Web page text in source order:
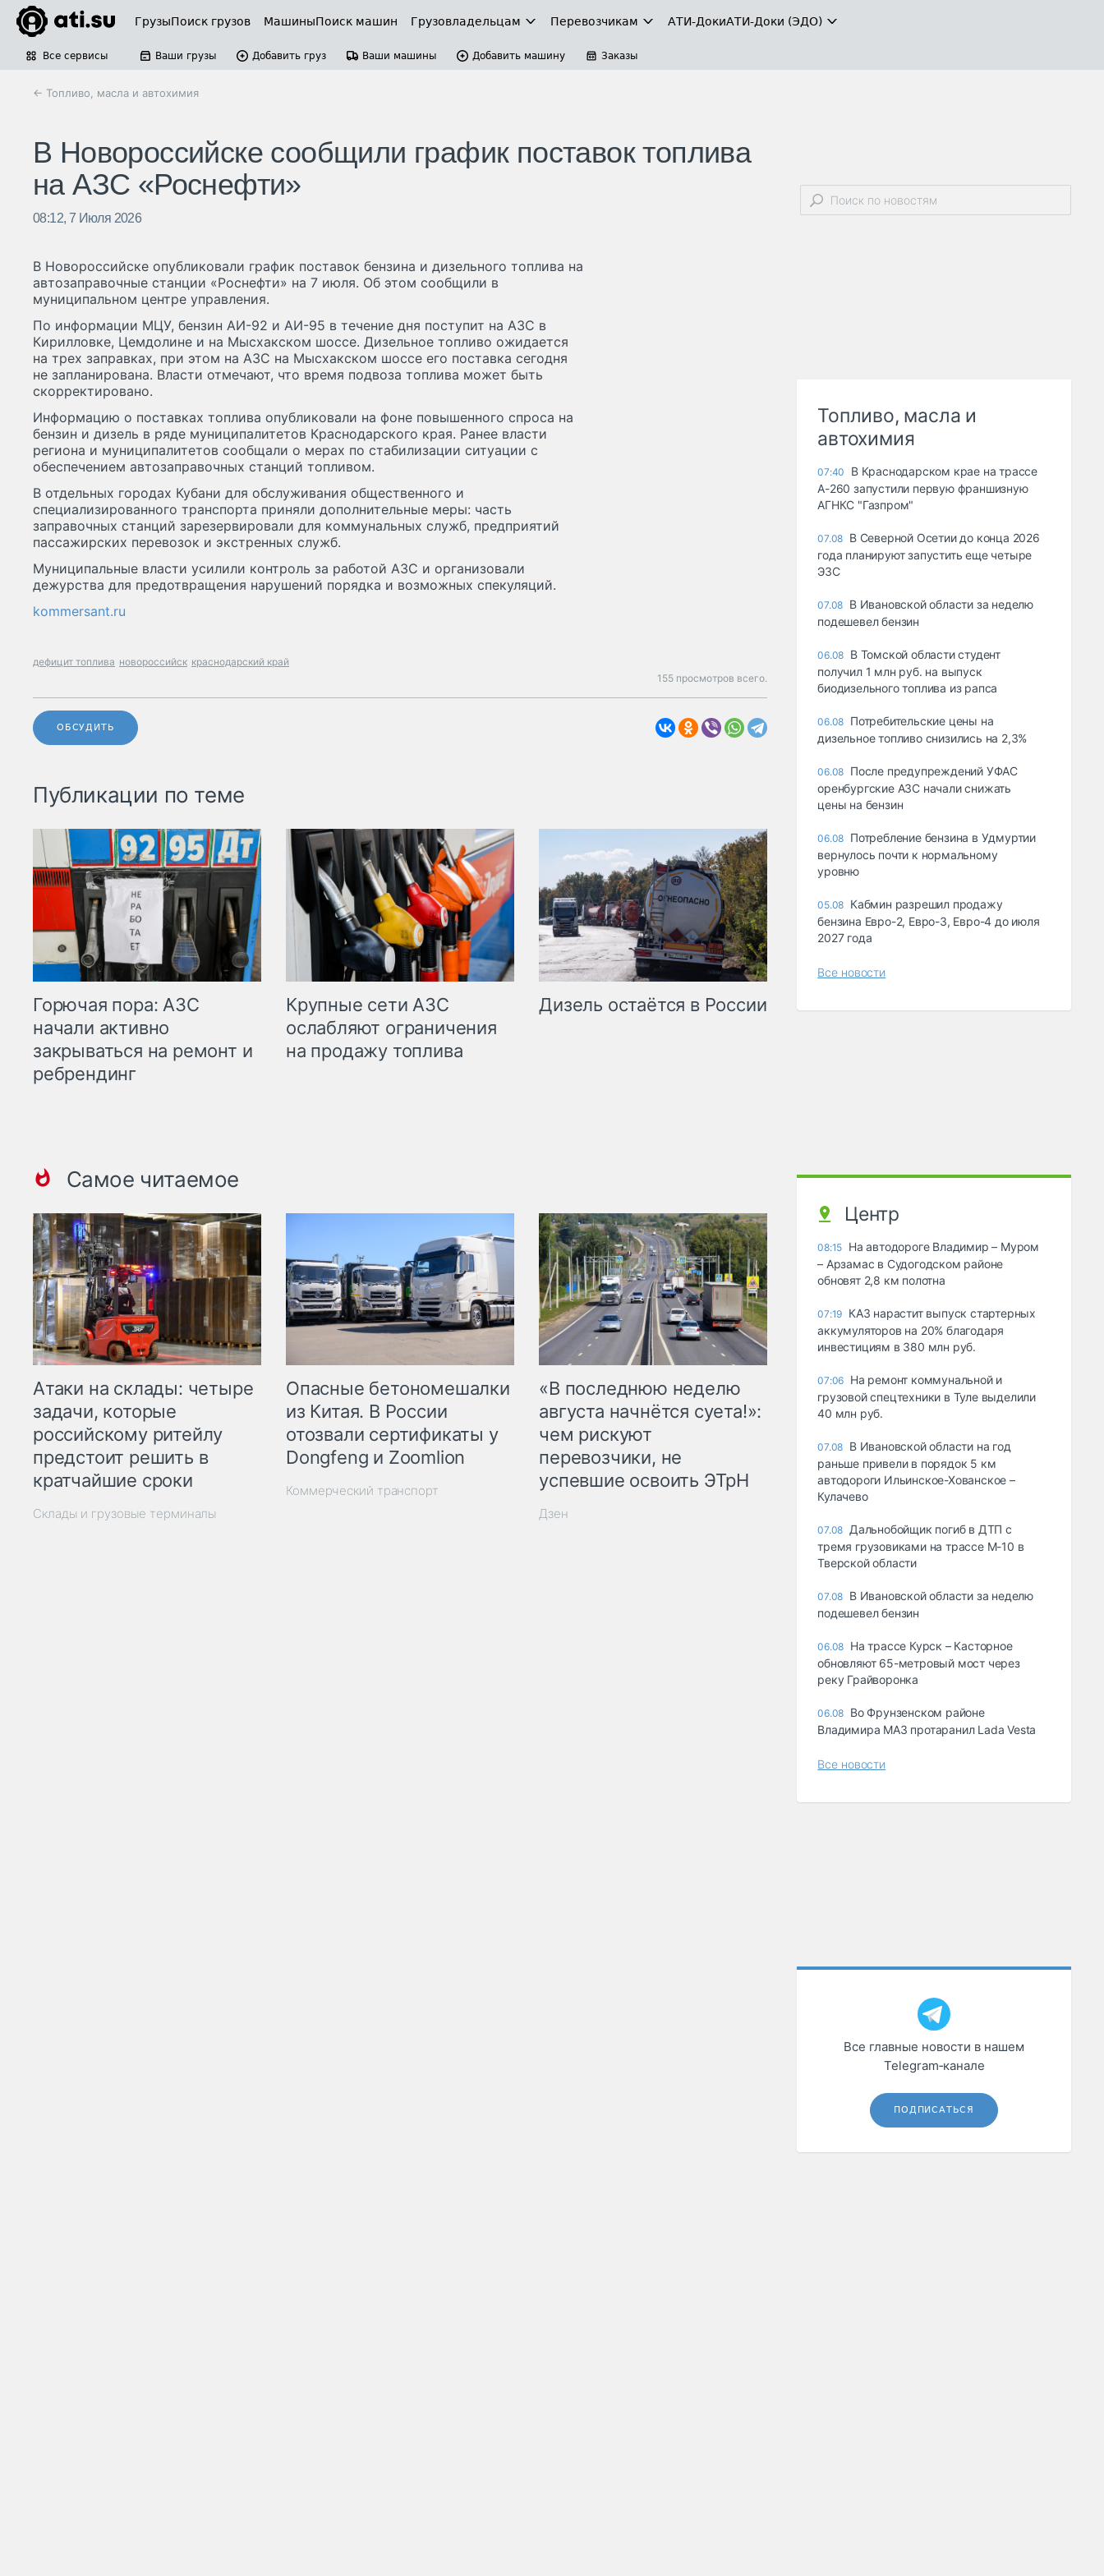
ГрузыПоиск грузов МашиныПоиск машин Грузовладельцам Перевозчикам АТИ-ДокиАТИ-Доки (ЭДО)
Все сервисы Ваши грузы Добавить груз Ваши машины Добавить машину Заказы
← Топливо, масла и автохимия
В Новороссийске сообщили график поставок топлива
на АЗС «Роснефти»
08:12, 7 Июля 2026
В Новороссийске опубликовали график поставок бензина и дизельного топлива на
автозаправочные станции «Роснефти» на 7 июля. Об этом сообщили в
муниципальном центре управления.
По информации МЦУ, бензин АИ-92 и АИ-95 в течение дня поступит на АЗС в
Кирилловке, Цемдолине и на Мысхакском шоссе. Дизельное топливо ожидается
на трех заправках, при этом на АЗС на Мысхакском шоссе его поставка сегодня
не запланирована. Власти отмечают, что время подвоза топлива может быть
скорректировано.
Информацию о поставках топлива опубликовали на фоне повышенного спроса на
бензин и дизель в ряде муниципалитетов Краснодарского края. Ранее власти
региона и муниципалитетов сообщали о мерах по стабилизации ситуации с
обеспечением автозаправочных станций топливом.
В отдельных городах Кубани для обслуживания общественного и
специализированного транспорта приняли дополнительные меры: часть
заправочных станций зарезервировали для коммунальных служб, предприятий
пассажирских перевозок и экстренных служб.
Муниципальные власти усилили контроль за работой АЗС и организовали
дежурства для предотвращения нарушений порядка и возможных спекуляций.
kommersant.ru
дефицит топлива новороссийск краснодарский край
155 просмотров всего.
ОБСУДИТЬ
Публикации по теме
Горючая пора: АЗС
начали активно
закрываться на ремонт и
ребрендинг
Крупные сети АЗС
ослабляют ограничения
на продажу топлива
Дизель остаётся в России
Самое читаемое
Атаки на склады: четыре
задачи, которые
российскому ритейлу
предстоит решить в
кратчайшие сроки
Склады и грузовые терминалы
Опасные бетономешалки
из Китая. В России
отозвали сертификаты у
Dongfeng и Zoomlion
Коммерческий транспорт
«В последнюю неделю
августа начнётся суета!»:
чем рискуют
перевозчики, не
успевшие освоить ЭТрН
Дзен
Топливо, масла и
автохимия
07:40
В Краснодарском крае на трассе
А-260 запустили первую франшизную
АГНКС "Газпром"
07.08 В Северной Осетии до конца 2026
года планируют запустить еще четыре
ЭЗС
07.08 В Ивановской области за неделю
подешевел бензин
06.08 В Томской области студент
получил 1 млн руб. на выпуск
биодизельного топлива из рапса
06.08 Потребительские цены на
дизельное топливо снизились на 2,3%
06.08 После предупреждений УФАС
оренбургские АЗС начали снижать
цены на бензин
06.08 Потребление бензина в Удмуртии
вернулось почти к нормальному
уровню
05.08 Кабмин разрешил продажу
бензина Евро-2, Евро-3, Евро-4 до июля
2027 года
Все новости
Центр
08:15 На автодороге Владимир – Муром
– Арзамас в Судогодском районе
обновят 2,8 км полотна
07:19 КАЗ нарастит выпуск стартерных
аккумуляторов на 20% благодаря
инвестициям в 380 млн руб.
07:06 На ремонт коммунальной и
грузовой спецтехники в Туле выделили
40 млн руб.
07.08 В Ивановской области на год
раньше привели в порядок 5 км
автодороги Ильинское-Хованское –
Кулачево
07.08 Дальнобойщик погиб в ДТП с
тремя грузовиками на трассе М-10 в
Тверской области
07.08 В Ивановской области за неделю
подешевел бензин
06.08 На трассе Курск – Касторное
обновляют 65-метровый мост через
реку Грайворонка
06.08 Во Фрунзенском районе
Владимира МАЗ протаранил Lada Vesta
Все новости
Все главные новости в нашем
Telegram‑канале
ПОДПИСАТЬСЯ